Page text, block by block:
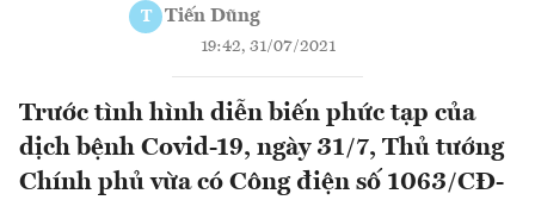
T Tiến Dũng
19:42, 31/07/2021
Trước tình hình diễn biến phức tạp của
dịch bệnh Covid-19, ngày 31/7, Thủ tướng
Chính phủ vừa có Công điện số 1063/CĐ-